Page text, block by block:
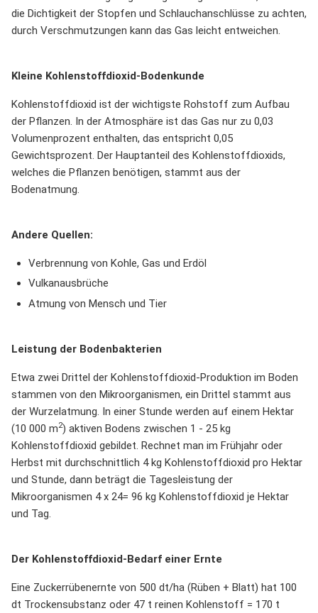
die Dichtigkeit der Stopfen und Schlauchanschlüsse zu achten,
durch Verschmutzungen kann das Gas leicht entweichen.
Kleine Kohlenstoffdioxid-Bodenkunde
Kohlenstoffdioxid ist der wichtigste Rohstoff zum Aufbau
der Pflanzen. In der Atmosphäre ist das Gas nur zu 0,03
Volumenprozent enthalten, das entspricht 0,05
Gewichtsprozent. Der Hauptanteil des Kohlenstoffdioxids,
welches die Pflanzen benötigen, stammt aus der
Bodenatmung.
Andere Quellen:
Verbrennung von Kohle, Gas und Erdöl
Vulkanausbrüche
Atmung von Mensch und Tier
Leistung der Bodenbakterien
Etwa zwei Drittel der Kohlenstoffdioxid-Produktion im Boden
stammen von den Mikroorganismen, ein Drittel stammt aus
der Wurzelatmung. In einer Stunde werden auf einem Hektar
(10 000 m2) aktiven Bodens zwischen 1 - 25 kg
Kohlenstoffdioxid gebildet. Rechnet man im Frühjahr oder
Herbst mit durchschnittlich 4 kg Kohlenstoffdioxid pro Hektar
und Stunde, dann beträgt die Tagesleistung der
Mikroorganismen 4 x 24= 96 kg Kohlenstoffdioxid je Hektar
und Tag.
Der Kohlenstoffdioxid-Bedarf einer Ernte
Eine Zuckerrübenernte von 500 dt/ha (Rüben + Blatt) hat 100
dt Trockensubstanz oder 47 t reinen Kohlenstoff = 170 t